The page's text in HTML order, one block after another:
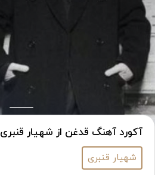
آکورد آهنگ قدغن از شهیار قنبری
شهیار قنبری